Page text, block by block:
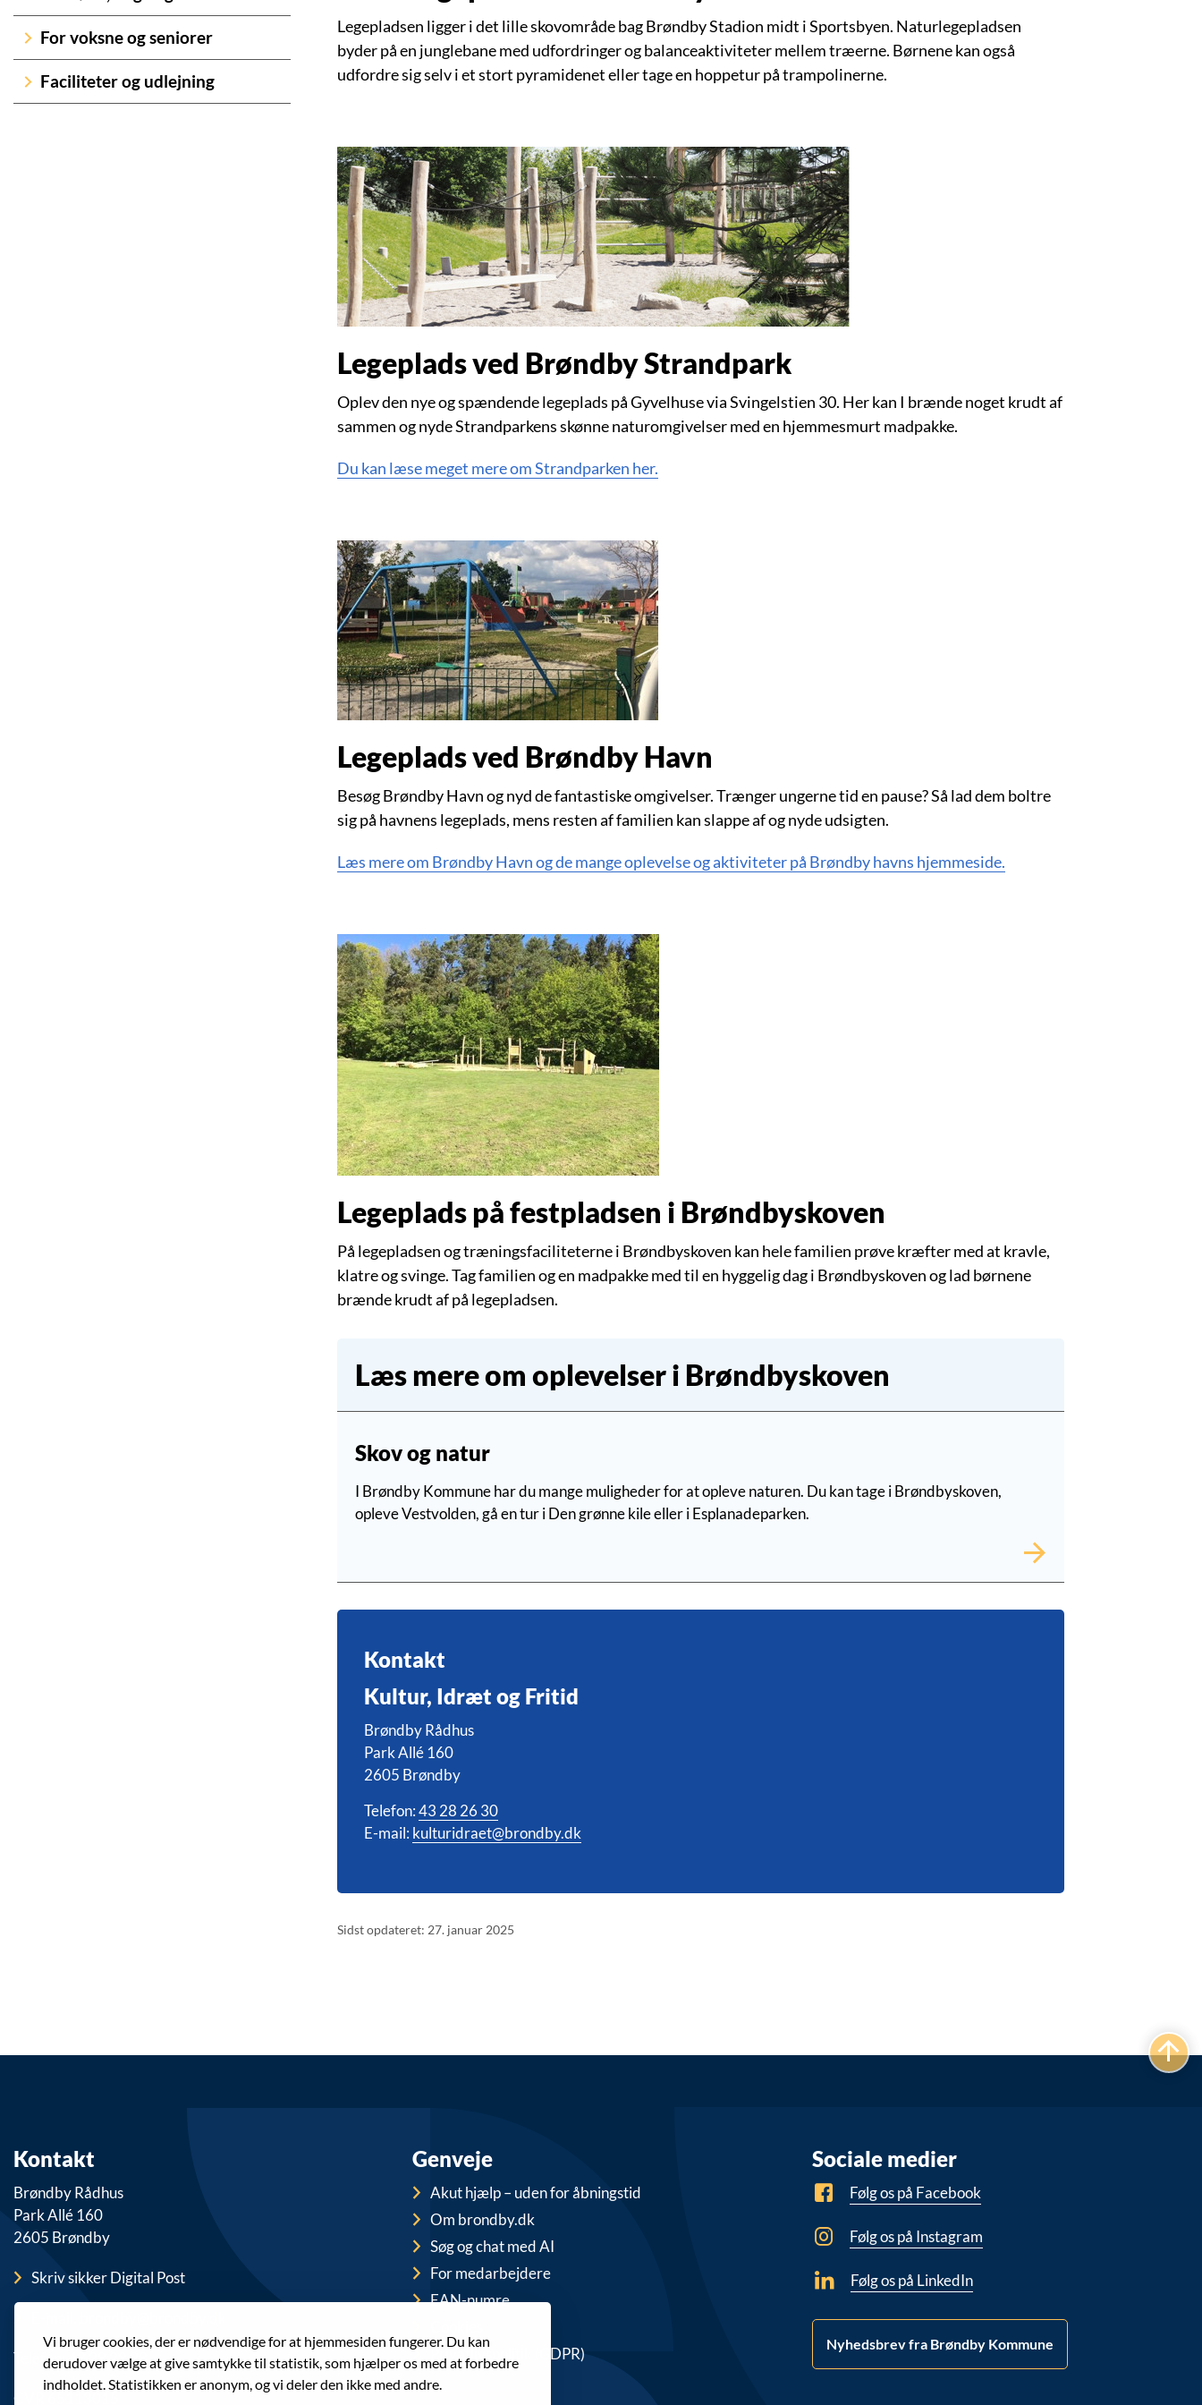
Vi bruger cookies, der er nødvendige for at hjemmesiden fungerer. Du kan
derudover vælge at give samtykke til statistik, som hjælper os med at forbedre
indholdet. Statistikken er anonym, og vi deler den ikke med andre.
For voksne og seniorer
Faciliteter og udlejning
Legepladsen ligger i det lille skovområde bag Brøndby Stadion midt i Sportsbyen. Naturlegepladsen
byder på en junglebane med udfordringer og balanceaktiviteter mellem træerne. Børnene kan også
udfordre sig selv i et stort pyramidenet eller tage en hoppetur på trampolinerne.
Legeplads ved Brøndby Strandpark
Oplev den nye og spændende legeplads på Gyvelhuse via Svingelstien 30. Her kan I brænde noget krudt af
sammen og nyde Strandparkens skønne naturomgivelser med en hjemmesmurt madpakke.
Du kan læse meget mere om Strandparken her.
Legeplads ved Brøndby Havn
Besøg Brøndby Havn og nyd de fantastiske omgivelser. Trænger ungerne tid en pause? Så lad dem boltre
sig på havnens legeplads, mens resten af familien kan slappe af og nyde udsigten.
Læs mere om Brøndby Havn og de mange oplevelse og aktiviteter på Brøndby havns hjemmeside.
Legeplads på festpladsen i Brøndbyskoven
På legepladsen og træningsfaciliteterne i Brøndbyskoven kan hele familien prøve kræfter med at kravle,
klatre og svinge. Tag familien og en madpakke med til en hyggelig dag i Brøndbyskoven og lad børnene
brænde krudt af på legepladsen.
Læs mere om oplevelser i Brøndbyskoven
Skov og natur
I Brøndby Kommune har du mange muligheder for at opleve naturen. Du kan tage i Brøndbyskoven,
opleve Vestvolden, gå en tur i Den grønne kile eller i Esplanadeparken.
Kontakt
Kultur, Idræt og Fritid
Brøndby Rådhus
Park Allé 160
2605 Brøndby
Telefon:43 28 26 30
E-mail: kulturidraet@brondby.dk
Sidst opdateret: 27. januar 2025
Kontakt
Brøndby Rådhus
Park Allé 160
2605 Brøndby
Skriv sikker Digital Post
Telefon: 43 28 28 28
CVR 65113015
Genveje
Akut hjælp – uden for åbningstid
Om brondby.dk
Søg og chat med AI
For medarbejdere
EAN-numre
Privatlivspolitik (GDPR)
Sociale medier
Følg os på Facebook
Følg os på Instagram
Følg os på LinkedIn
Nyhedsbrev fra Brøndby Kommune